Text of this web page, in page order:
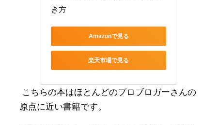
き方
Amazonで見る
楽天市場で見る
こちらの本はほとんどのプロブロガーさんの
原点に近い書籍です。